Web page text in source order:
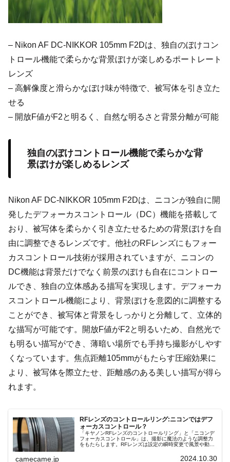
– Nikon AF DC-NIKKOR 105mm F2Dは、独自のぼけコン
トロール機能で柔らかな背景ぼけが楽しめるポートレート
レンズ
– 高解像度と滑らかなぼけ味が特徴で、被写体を引き立た
せる
– 開放F値がF2と明るく、自然な明るさと背景分離が可能
独自のぼけコントロール機能で柔らかな背
景ぼけが楽しめるレンズ
Nikon AF DC-NIKKOR 105mm F2Dは、ニコンが独自に開
発したデフォーカスコントロール（DC）機能を搭載して
おり、被写体を柔らかく引き立たせるための背景ぼけを自
由に調整できるレンズです。他社のRFレンズにもフォー
カスコントロール技術が採用されていますが、ニコンの
DC機能は背景だけでなく前景のぼけも自在にコントロー
ルでき、独自の立体感ある描写を実現します。デフォーカ
スコントロール機能により、背景ぼけを意図的に調整する
ことができ、被写体と背景をしっかりと分離して、立体的
な描写が可能です。開放F値がF2と明るいため、自然光で
も明るい描写ができ、薄暗い場所でも手持ち撮影がしやす
くなっています。焦点距離105mmがもたらす圧縮効果に
より、被写体を際立たせ、距離感のある美しい描写が得ら
れます。
RFレンズのコントロールリング:ニコンではデフ
ォーカスコントロール？
「キヤノンRFレンズのコントロールリング」と「ニコンデ
フォーカスコントロール」は、撮影に魔法のような調整力
をもたらします。RFレンズは設定の瞬時変更で風景や動体
ケ味を自在に操作し被写体を引き立たせます。それぞれの
camecame.jp 2024.10.30